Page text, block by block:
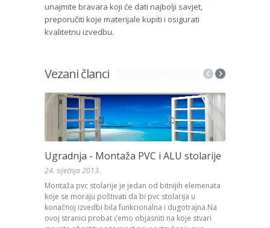
unajmite bravara koji će dati najbolji savjet,
preporučiti koje materijale kupiti i osigurati
kvalitetnu izvedbu.
Vezani članci
Ugradnja - Montaža PVC i ALU stolarije
24. siječnja 2013.
Montaža pvc stolarije je jedan od bitnijih elemenata
koje se moraju poštivati da bi pvc stolarija u
konačnoj izvedbi bila funkcionalna i dugotrajna.Na
ovoj stranici probat ćemo objasniti na koje stvari